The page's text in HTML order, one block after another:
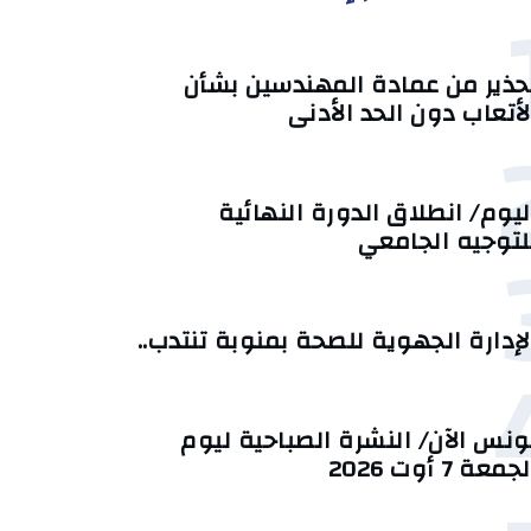
من عمادة المهندسين بشأن
دون الحد الأدنى
انطلاق الدورة النهائية
الجامعي
الجهوية للصحة بمنوبة تنتدب..
الآن/ النشرة الصباحية ليوم
7 أوت 2026